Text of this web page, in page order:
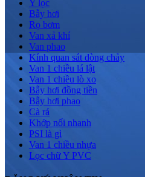
Y lọc
Bẫy hơi
Rọ bơm
Van xả khí
Van phao
Kính quan sát dòng chảy
Van 1 chiều lá lật
Van 1 chiều lò xo
Bẫy hơi đồng tiền
Bẫy hơi phao
Cà rá
Khớp nối nhanh
PSI là gì
Van 1 chiều nhựa
Lọc chữ Y PVC